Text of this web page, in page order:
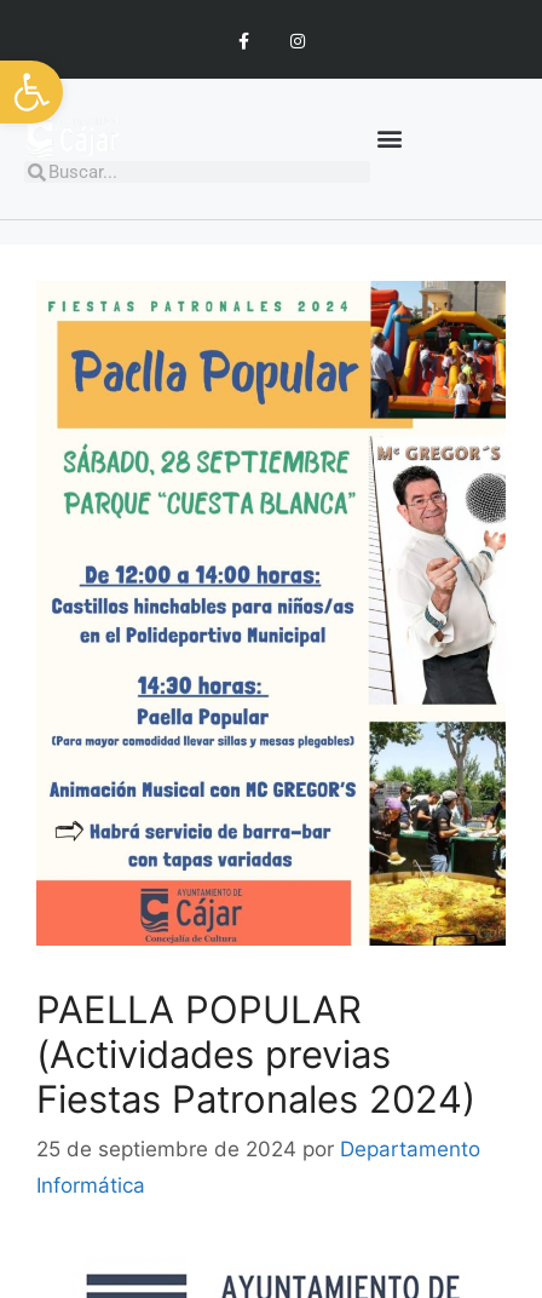
Abrir barra de herramientas
PAELLA POPULAR
(Actividades previas
Fiestas Patronales 2024)
25 de septiembre de 2024 por Departamento
Informática